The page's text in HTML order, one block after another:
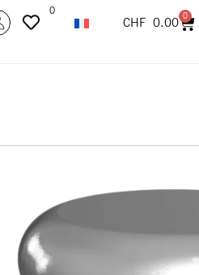
0
CHF 0.00
0